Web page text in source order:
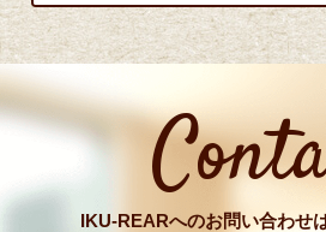
IKU-REARへのお問い合わせ